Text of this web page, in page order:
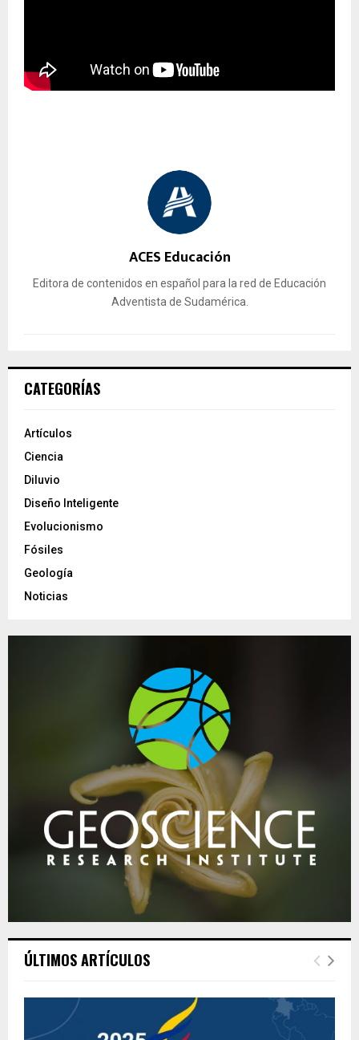
ACES Educación
Editora de contenidos en español para la red de Educación
Adventista de Sudamérica.
CATEGORÍAS
Artículos
Ciencia
Diluvio
Diseño Inteligente
Evolucionismo
Fósiles
Geología
Noticias
ÚLTIMOS ARTÍCULOS